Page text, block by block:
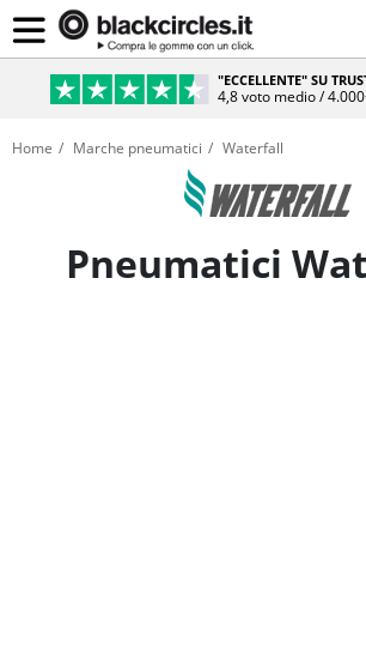
"ECCELLENTE" SU
4,8 voto medio /
Home Marche pneumatici Waterfall
Pneumatici